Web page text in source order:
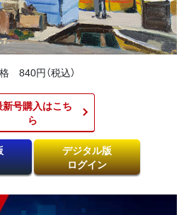
840円（税込）
新号購入はこち
ら​
デジタル版
ログイン